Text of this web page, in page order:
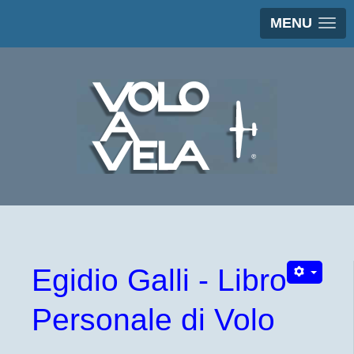
MENU
Egidio Galli - Libro
Personale di Volo